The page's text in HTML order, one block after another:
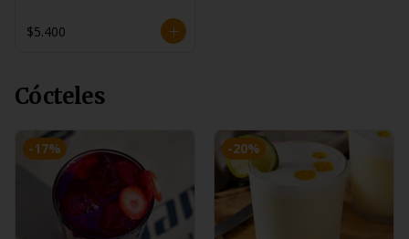
$5.400
Cócteles
-17% -20%